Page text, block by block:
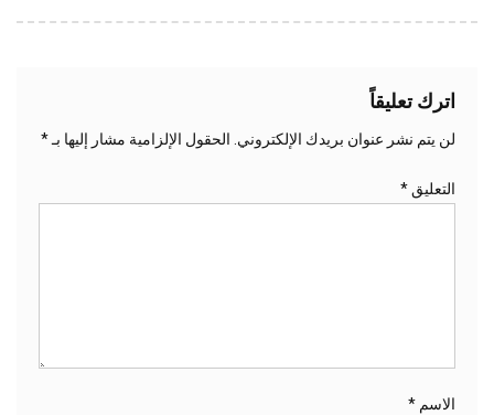
اترك تعليقاً
لن يتم نشر عنوان بريدك الإلكتروني. الحقول الإلزامية مشار إليها بـ*
التعليق*
الاسم *